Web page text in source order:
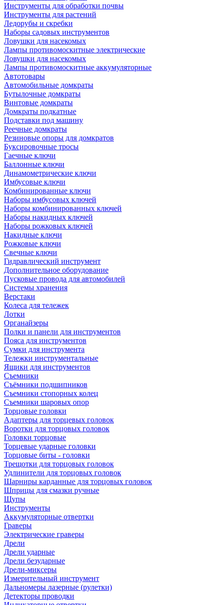
Инструменты для обработки почвы
Инструменты для растений
Ледорубы и скребки
Наборы садовых инструментов
Ловушки для насекомых
Лампы противомоскитные электрические
Ловушки для насекомых
Лампы противомоскитные аккумуляторные
Автотовары
Автомобильные домкраты
Бутылочные домкраты
Винтовые домкраты
Домкраты подкатные
Подставки под машину
Реечные домкраты
Резиновые опоры для домкратов
Буксировочные тросы
Гаечные ключи
Баллонные ключи
Динамометрические ключи
Имбусовые ключи
Комбинированные ключи
Наборы имбусовых ключей
Наборы комбинированных ключей
Наборы накидных ключей
Наборы рожковых ключей
Накидные ключи
Рожковые ключи
Свечные ключи
Гидравлический инструмент
Дополнительное оборудование
Пусковые провода для автомобилей
Системы хранения
Верстаки
Колеса для тележек
Лотки
Органайзеры
Полки и панели для инструментов
Пояса для инструментов
Сумки для инструмента
Тележки инструментальные
Ящики для инструментов
Съемники
Съёмники подшипников
Съемники стопорных колец
Съемники шаровых опор
Торцовые головки
Адаптеры для торцевых головок
Воротки для торцовых головок
Головки торцовые
Торцевые ударные головки
Торцовые биты - головки
Трещотки для торцовых головок
Удлинители для торцовых головок
Шарниры карданные для торцовых головок
Шприцы для смазки ручные
Щупы
Инструменты
Аккумуляторные отвертки
Граверы
Электрические граверы
Дрели
Дрели ударные
Дрели безударные
Дрели-миксеры
Измерительный инструмент
Дальномеры лазерные (рулетки)
Детекторы проводки